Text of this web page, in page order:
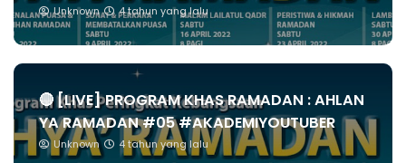
Unknown 4 tahun yang lalu
🔴 [LIVE] PROGRAM KHAS RAMADAN : AHLAN
YA RAMADAN #05 #AKADEMIYOUTUBER
Unknown 4 tahun yang lalu